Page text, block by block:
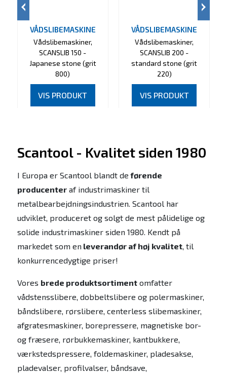
VÅDSLIBEMASKINE
Vådslibemaskiner,
SCANSLIB 150 -
Japanese stone (grit
800)
VIS PRODUKT
VÅDSLIBEMASKINE
Vådslibemaskiner,
SCANSLIB 200 -
standard stone (grit
220)
VIS PRODUKT
Scantool - Kvalitet siden 1980
I Europa er Scantool blandt de førende
producenteraf industrimaskiner til
metalbearbejdningsindustrien. Scantool har
udviklet, produceret og solgt de mest pålidelige og
solide industrimaskiner siden 1980. Kendt på
markedet som enleverandør af høj kvalitet, til
konkurrencedygtige priser!
Vores brede produktsortimentomfatter
vådstensslibere, dobbeltslibere og polermaskiner,
båndslibere, rørslibere, centerless slibemaskiner,
afgratesmaskiner, borepressere, magnetiske bor-
og fræsere, rørbukkemaskiner, kantbukkere,
værkstedspressere, foldemaskiner, pladesakse,
pladevalser, profilvalser, båndsave,